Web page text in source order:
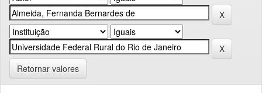
Retornar valores